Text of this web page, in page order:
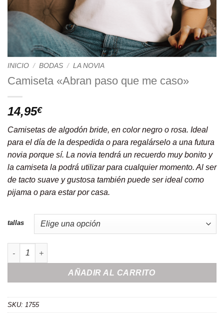
INICIO / BODAS / LA NOVIA
Camiseta «Abran paso que me caso»
14,95€
Camisetas de algodón bride, en color negro o rosa. Ideal
para el día de la despedida o para regalárselo a una futura
novia porque sí. La novia tendrá un recuerdo muy bonito y
la camiseta la podrá utilizar para cualquier momento. Al ser
de tacto suave y gustosa también puede ser ideal como
pijama o para estar por casa.
tallas
Camiseta "Abran paso que me caso" cantidad
AÑADIR AL CARRITO
SKU: 1755